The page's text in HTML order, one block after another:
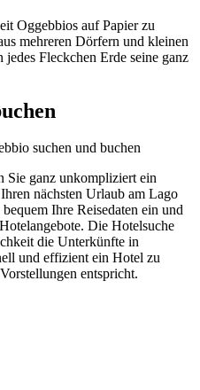
Oggebbios auf Papier zu
mehreren Dörfern und kleinen
Fleckchen Erde seine ganz
suchen und buchen
Sie ganz unkompliziert ein
nächsten Urlaub am Lago
Ihre Reisedaten ein und
Die Hotelsuche
die Unterkünfte in
und effizient ein Hotel zu
entspricht.